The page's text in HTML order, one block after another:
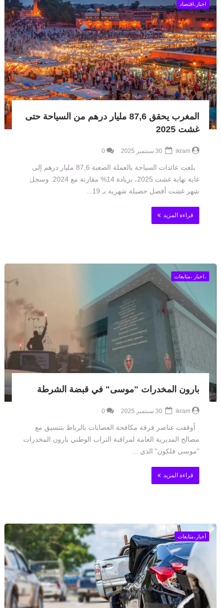
اخبار،اقتصاد
المغرب يحقق 87,6 مليار درهم من السياحة حتى
غشت 2025
ikram
0
بلغت عائدات السياحة بالعملة الصعبة 87,6 مليار درهم إلى
غاية نهاية غشت 2025، بزيادة 14% مقارنة مع 2024. وسجل
شهر غشت أفضل حصيلة شهرية بـ 19...
قراءة المزيد
،اخبار ،متابعات
بارون المخدرات "موسى" في قبضة الشرطة
ikram
0
أوقفت عناصر فرقة مكافحة العصابات بالرباط بتنسيق مع
مصالح المديرية العامة لمراقبة التراب الوطني بارون المخدرات
"موسى فلكون" الذي ...
قراءة المزيد
أخبار،متابعات